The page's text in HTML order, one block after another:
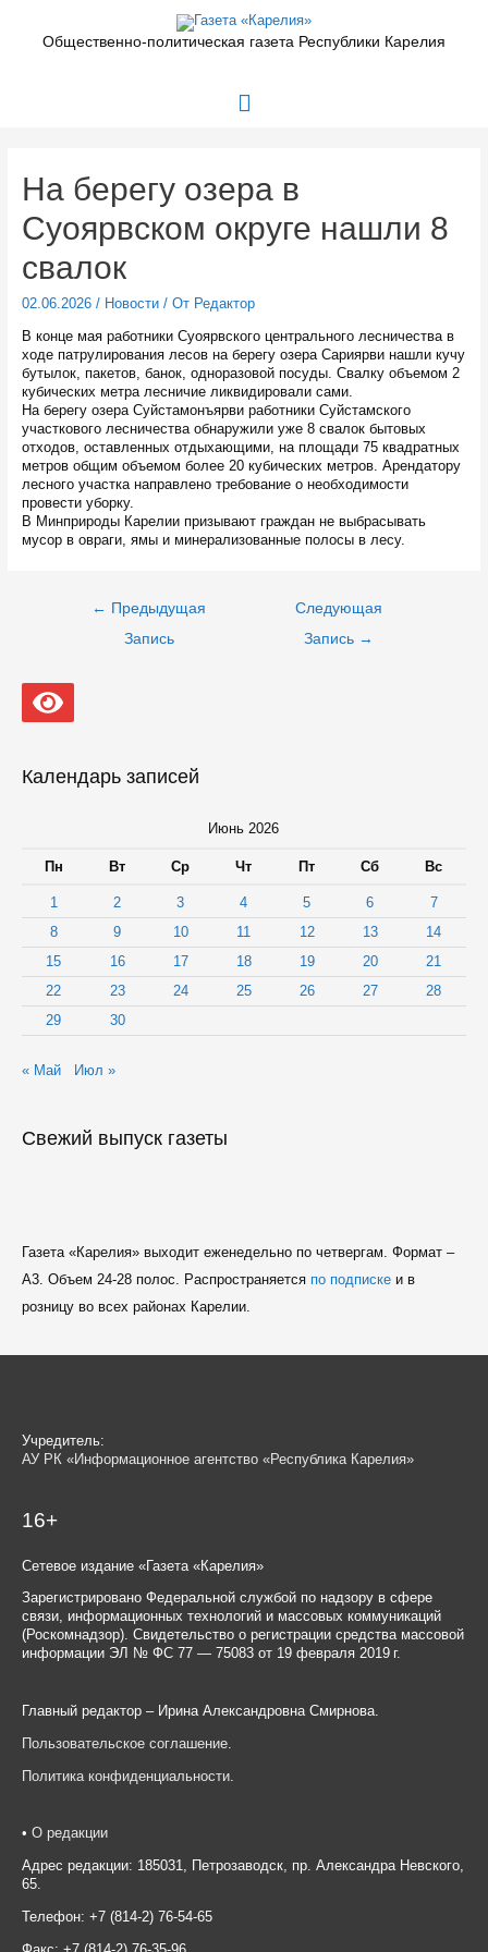
содержимомуОбщественно-политическая газета Республики Карелия
Главное
На берегу озера в
Суоярвском округе нашли 8
свалок
02.06.2026/ Новости/ От Редактор
В конце мая работники Суоярвского центрального лесничества в
ходе патрулирования лесов на берегу озера Сариярви нашли кучу
бутылок, пакетов, банок, одноразовой посуды. Свалку объемом 2
кубических метра лесничие ликвидировали сами.
На берегу озера Суйстамонъярви работники Суйстамского
участкового лесничества обнаружили уже 8 свалок бытовых
отходов, оставленных отдыхающими, на площади 75 квадратных
метров общим объемом более 20 кубических метров. Арендатору
лесного участка направлено требование о необходимости
провести уборку.
В Минприроды Карелии призывают граждан не выбрасывать
мусор в овраги, ямы и минерализованные полосы в лесу.
Навигация
← Предыдущая
Запись
Следующая
Запись →
Календарь записей
Июнь 2026
Пн Вт Ср Чт Пт Сб Вс
1 2 3 4 5 6
7
8
9 10 11 12 13
14
15
16 17 18 19 20
21
22
23 24 25 26 27
28
29
30
« Май Июл »
Свежий выпуск газеты
Газета «Карелия» выходит еженедельно по четвергам. Формат –
A3. Объем 24-28 полос. Распространяется по подпискеи в
розницу во всех районах Карелии.
Учредитель:
АУ РК «Информационное агентство «Республика Карелия»
16+
Сетевое издание «Газета «Карелия»
Зарегистрировано Федеральной службой по надзору в сфере
связи, информационных технологий и массовых коммуникаций
(Роскомнадзор). Свидетельство о регистрации средства массовой
информации ЭЛ № ФС 77 — 75083 от 19 февраля 2019 г.
Главный редактор – Ирина Александровна Смирнова.
Пользовательское соглашение
Политика конфиденциальности
• О редакции
Адрес редакции: 185031, Петрозаводск, пр. Александра Невского,
65.
Телефон: +7 (814-2) 76-54-65